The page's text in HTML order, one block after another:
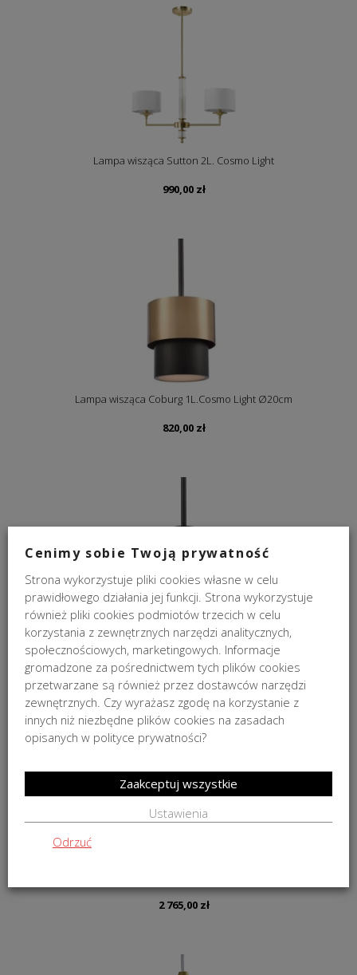
Lampa wisząca Sutton 2L. Cosmo Light
990,00 zł
Lampa wisząca Coburg 1L.Cosmo Light Ø20cm
820,00 zł
Lampa wisząca Coburg Cosmo Light Ø40cm
1 730,00zł
2 765,00 zł
Cenimy sobie Twoją prywatność
Strona wykorzystuje pliki cookies własne w celu
prawidłowego działania jej funkcji. Strona wykorzystuje
również pliki cookies podmiotów trzecich w celu
korzystania z zewnętrznych narzędzi analitycznych,
społecznościowych, marketingowych. Informacje
gromadzone za pośrednictwem tych plików cookies
przetwarzane są również przez dostawców narzędzi
zewnętrznych. Czy wyrażasz zgodę na korzystanie z
innych niż niezbędne plików cookies na zasadach
opisanych w polityce prywatności?
Ustawienia
Odrzuć
Zaakceptuj wszystkie